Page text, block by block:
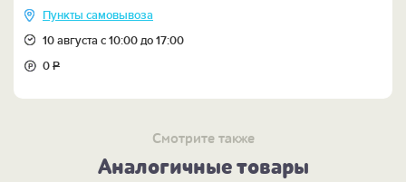
Пункты самовывоза
10 августа с 10:00 до 17:00
0Р
Смотрите также
Аналогичные товары